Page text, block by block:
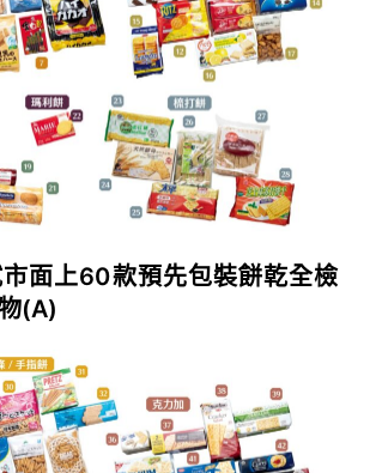
面上60款預先包裝餅乾全檢
(A)